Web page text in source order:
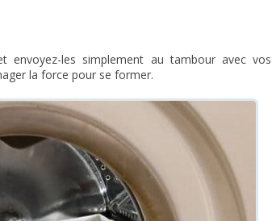
les simplement au tambour avec vos
la force pour se former.